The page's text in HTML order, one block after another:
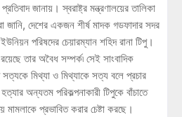
জানায়। স্বরাষ্ট্র মন্ত্রণালয়ের তালিকা
জানি, দেশের একজন শীর্ষ মাদক গডফাদার সদর
পরিষদের চেয়ারম্যান শহিদ রানা টিপু।
তার অবৈধ সম্পর্ক৷ সেই সাংবাদিক
মিথ্যা ও মিথ্যাকে সত্য বলে প্রচার
অন্যতম পরিকল্পনাকারী টিপুকে বাঁচাতে
প্রভাবিত করার চেষ্টা করছে।